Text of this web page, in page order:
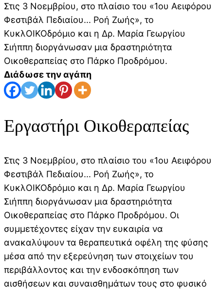
Στις 3 Νοεμβρίου, στο πλαίσιο του «1ου Αειφόρου
Φεστιβάλ Πεδιαίου... Ροή Ζωής», το
ΚυκλΟΙΚΟδρόμιο και η Δρ. Μαρία Γεωργίου
Σιήππη διοργάνωσαν μια δραστηριότητα
Οικοθεραπείας στο Πάρκο Προδρόμου.
Διάδωσε την αγάπη
Εργαστήρι Οικοθεραπείας
Στις 3 Νοεμβρίου, στο πλαίσιο του «1ου Αειφόρου
Φεστιβάλ Πεδιαίου... Ροή Ζωής», το
ΚυκλΟΙΚΟδρόμιο και η Δρ. Μαρία Γεωργίου
Σιήππη διοργάνωσαν μια δραστηριότητα
Οικοθεραπείας στο Πάρκο Προδρόμου. Οι
συμμετέχοντες είχαν την ευκαιρία να
ανακαλύψουν τα θεραπευτικά οφέλη της φύσης
μέσα από την εξερεύνηση των στοιχείων του
περιβάλλοντος και την ενδοσκόπηση των
αισθήσεων και συναισθημάτων τους στο φυσικό